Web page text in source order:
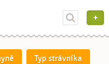
Typ strávníka